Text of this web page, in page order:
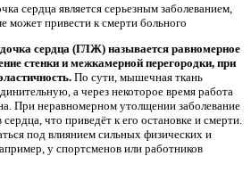
сердца является серьезным заболеванием,
может привести к смерти больного
сердца (ГЛЖ) называется равномерное
стенки и межкамерной перегородки, при
По сути, мышечная ткань
а через некоторое время работа
При неравномерном утолщении заболевание
что приведёт к его остановке и смерти.
под влиянием сильных физических и
у спортсменов или работников